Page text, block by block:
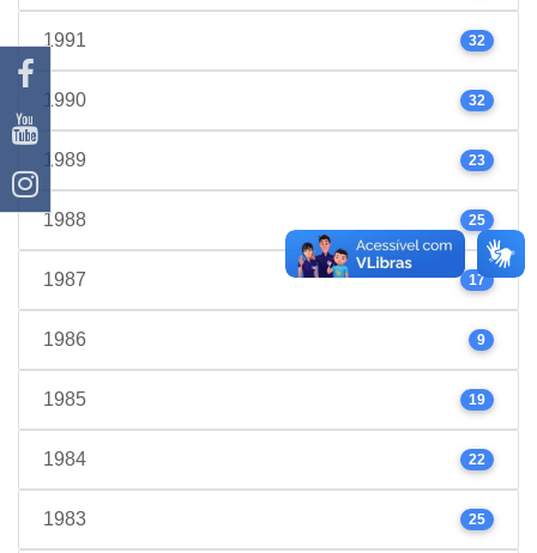
1991 32
1990 32
1989 23
1988 25
1987 17
1986 9
1985 19
1984 22
1983 25